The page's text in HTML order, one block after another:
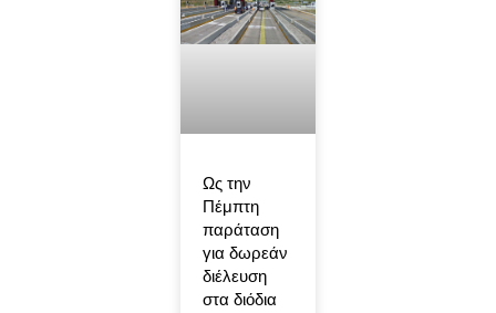
Ως την
Πέμπτη
παράταση
για δωρεάν
διέλευση
στα διόδια